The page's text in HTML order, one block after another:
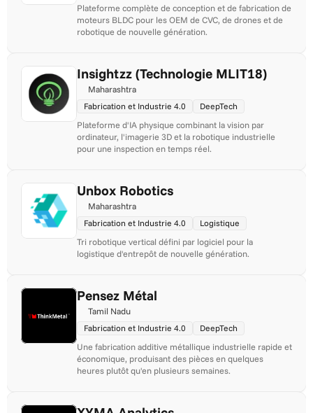
Plateforme complète de conception et de fabrication de
moteurs BLDC pour les OEM de CVC, de drones et de
robotique de nouvelle génération.
Insightzz (Technologie MLIT18)
Maharashtra
Fabrication et Industrie 4.0
DeepTech
Plateforme d'IA physique combinant la vision par
ordinateur, l'imagerie 3D et la robotique industrielle
pour une inspection en temps réel.
Unbox Robotics
Maharashtra
Fabrication et Industrie 4.0
Logistique
Tri robotique vertical défini par logiciel pour la
logistique d'entrepôt de nouvelle génération.
Pensez Métal
Tamil Nadu
Fabrication et Industrie 4.0
DeepTech
Une fabrication additive métallique industrielle rapide et
économique, produisant des pièces en quelques
heures plutôt qu'en plusieurs semaines.